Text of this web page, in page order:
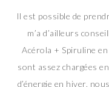
Il est possible de
m’a d’ailleurs
Acérola + Spiruline en
sont assez chargées
d’énergie en hiver,